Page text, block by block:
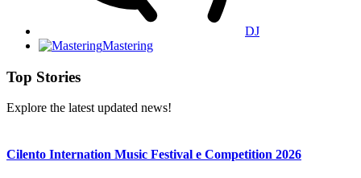
DJ
Mastering
Top Stories
Explore the latest updated news!
Cilento Internation Music Festival e Competition 2026